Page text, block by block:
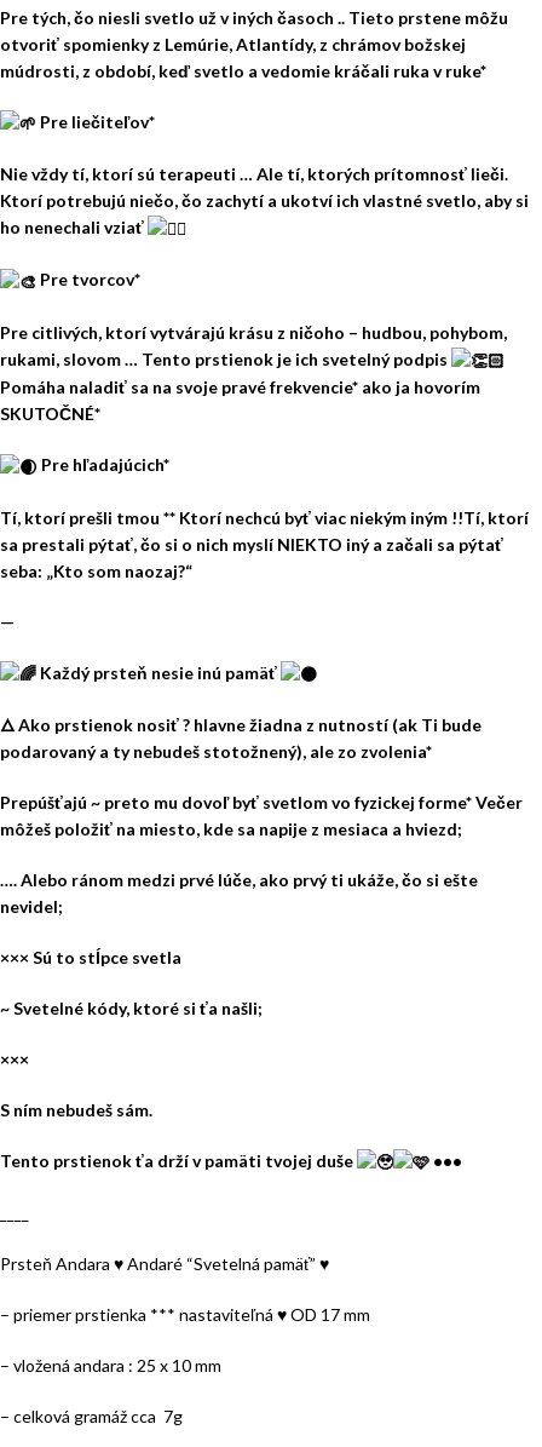
Pre tých, čo niesli svetlo už v iných časoch .. Tieto prstene môžu
otvoriť spomienky z Lemúrie, Atlantídy, z chrámov božskej
múdrosti, z období, keď svetlo a vedomie kráčali ruka v ruke*
Pre liečiteľov*
Nie vždy tí, ktorí sú terapeuti … Ale tí, ktorých prítomnosť lieči.
Ktorí potrebujú niečo, čo zachytí a ukotví ich vlastné svetlo, aby si
ho nenechali vziať
Pre tvorcov*
Pre citlivých, ktorí vytvárajú krásu z ničoho – hudbou, pohybom,
rukami, slovom … Tento prstienok je ich svetelný podpis
Pomáha naladiť sa na svoje pravé frekvencie* ako ja hovorím
SKUTOČNÉ*
Pre hľadajúcich*
Tí, ktorí prešli tmou ** Ktorí nechcú byť viac niekým iným !!Tí, ktorí
sa prestali pýtať, čo si o nich myslí NIEKTO iný a začali sa pýtať
seba: „Kto som naozaj?“
—
Každý prsteň nesie inú pamäť
🜂 Ako prstienok nosiť ? hlavne žiadna z nutností (ak Ti bude
podarovaný a ty nebudeš stotožnený), ale zo zvolenia*
Prepúšťajú ~ preto mu dovoľ byť svetlom vo fyzickej forme* Večer
môžeš položiť na miesto, kde sa napije z mesiaca a hviezd;
…. Alebo ránom medzi prvé lúče, ako prvý ti ukáže, čo si ešte
nevidel;
××× Sú to stĺpce svetla
~ Svetelné kódy, ktoré si ťa našli;
×××
S ním nebudeš sám.
Tento prstienok ťa drží v pamäti tvojej duše •••
Prsteň Andara ♥ Andaré “Svetelná pamäť” ♥
– priemer prstienka *** nastaviteľná ♥ OD 17 mm
– vložená andara : 25 x 10 mm
– celková gramáž cca 7g